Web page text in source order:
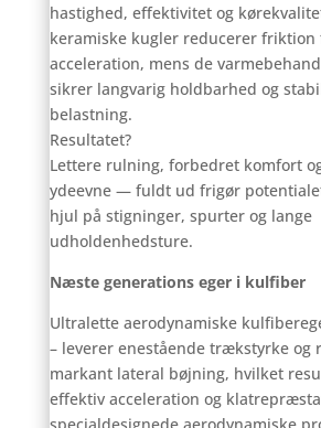
hastighed, effektivitet og
keramiske kugler reducerer
acceleration, mens de
sikrer langvarig holdbarhed og
belastning.
Resultatet?
Lettere rulning, forbedret komfort
ydeevne — fuldt ud frigør
hjul på stigninger, spurter og lange
udholdenhedsture.
Næste generations eger i kulfiber
Ultralette aerodynamiske
– leverer enestående trækstyrke og
markant lateral bøjning, hvilket
effektiv acceleration og